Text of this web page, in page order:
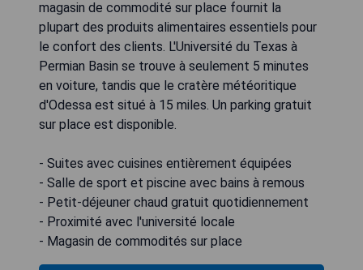
magasin de commodité sur place fournit la
plupart des produits alimentaires essentiels pour
le confort des clients. L'Université du Texas à
Permian Basin se trouve à seulement 5 minutes
en voiture, tandis que le cratère météoritique
d'Odessa est situé à 15 miles. Un parking gratuit
sur place est disponible.
- Suites avec cuisines entièrement équipées
- Salle de sport et piscine avec bains à remous
- Petit-déjeuner chaud gratuit quotidiennement
- Proximité avec l'université locale
- Magasin de commodités sur place